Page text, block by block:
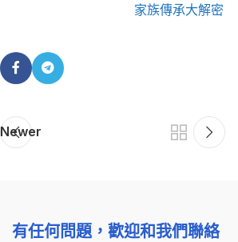
家族傳承大解密
Newer
有任何問題，歡迎和我們聯絡